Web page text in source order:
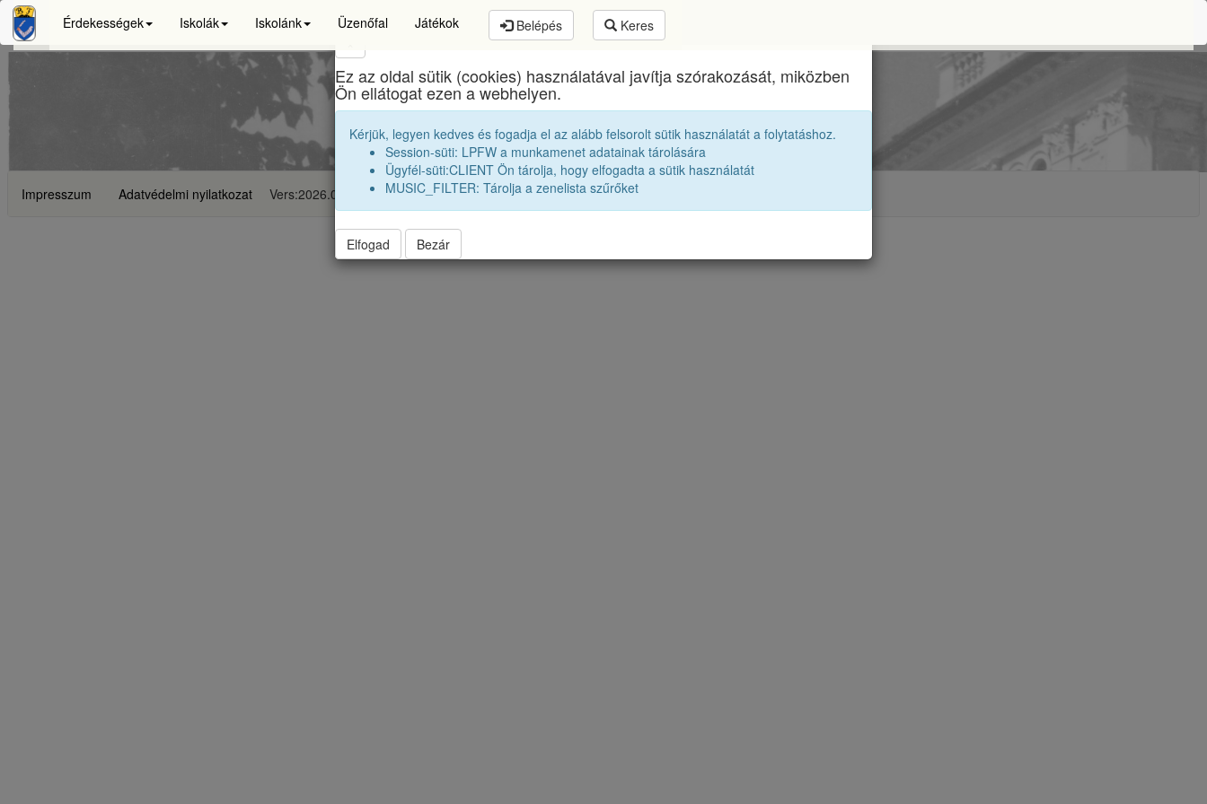
Érdekességek Iskolák Iskolánk Üzenőfal Játékok Belépés Keres
Bolyai Farkas Elméleti Líceumegykori diákjai
Bolyai Farkas Emlékdíj díjasok
Impresszum Adatvédelmi nyilatkozat Vers:2026.06.23
Ez az oldal sütik (cookies) használatával javítja szórakozását, miközben
Ön ellátogat ezen a webhelyen.
Kérjük, legyen kedves és fogadja el az alább felsorolt sütik használatát a folytatáshoz.
Session-süti: LPFW a munkamenet adatainak tárolására
Ügyfél-süti:CLIENT Ön tárolja, hogy elfogadta a sütik használatát
MUSIC_FILTER: Tárolja a zenelista szűrőket
Elfogad Bezár